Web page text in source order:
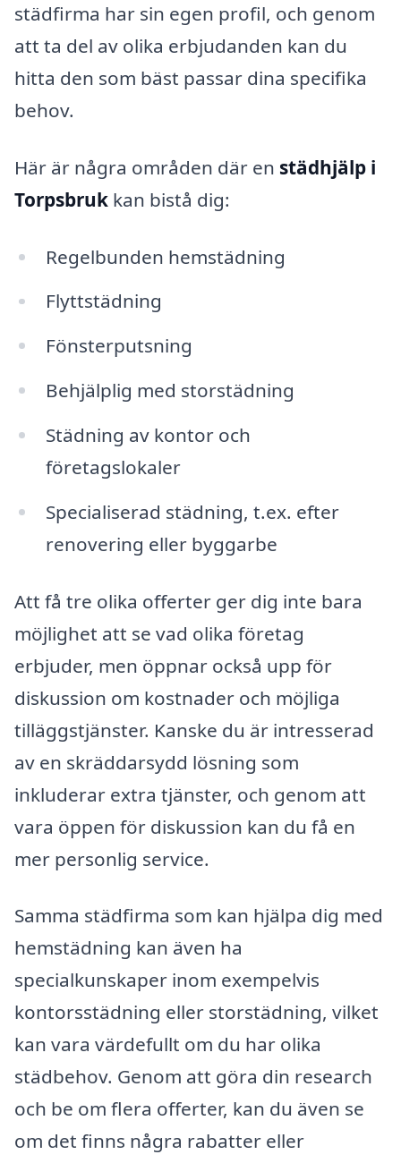
städfirma har sin egen profil, och genom
att ta del av olika erbjudanden kan du
hitta den som bäst passar dina specifika
behov.
Här är några områden där en städhjälp i
Torpsbruk kan bistå dig:
Regelbunden hemstädning
Flyttstädning
Fönsterputsning
Behjälplig med storstädning
Städning av kontor och
företagslokaler
Specialiserad städning, t.ex. efter
renovering eller byggarbe
Att få tre olika offerter ger dig inte bara
möjlighet att se vad olika företag
erbjuder, men öppnar också upp för
diskussion om kostnader och möjliga
tilläggstjänster. Kanske du är intresserad
av en skräddarsydd lösning som
inkluderar extra tjänster, och genom att
vara öppen för diskussion kan du få en
mer personlig service.
Samma städfirma som kan hjälpa dig med
hemstädning kan även ha
specialkunskaper inom exempelvis
kontorsstädning eller storstädning, vilket
kan vara värdefullt om du har olika
städbehov. Genom att göra din research
och be om flera offerter, kan du även se
om det finns några rabatter eller